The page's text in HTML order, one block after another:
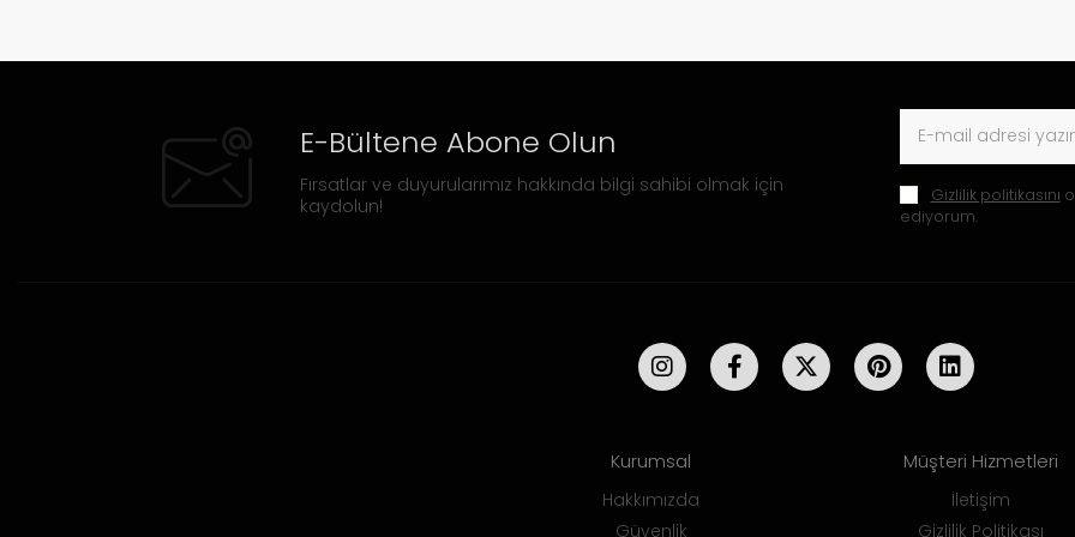
E-Bültene Abone Olun
Fırsatlar ve duyurularımız hakkında bilgi sahibi olmak için
kaydolun!
Gizlilik politikasını
ediyorum.
Kurumsal
Hakkımızda
Güvenlik
Müşteri Hizmetleri
İletişim
Gizlilik Politikası